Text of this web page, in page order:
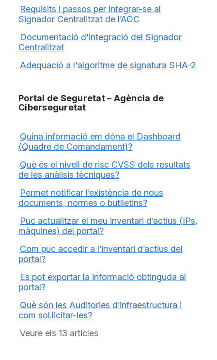
Requisits i passos per integrar-se al
Signador Centralitzat de l’AOC
Documentació d'integració del Signador
Centralitzat
Adequació a l'algoritme de signatura SHA-2
Portal de Seguretat – Agència de
Ciberseguretat
Quina informació em dóna el Dashboard
(Quadre de Comandament)?
Què és el nivell de risc CVSS dels resultats
de les anàlisis tècniques?
Permet notificar l’existència de nous
documents, normes o butlletins?
Puc actualitzar el meu inventari d’actius (IPs,
màquines) del portal?
Com puc accedir a l’inventari d’actius del
portal?
Es pot exportar la informació obtinguda al
portal?
Què són les Auditories d’infraestructura i
com sol.licitar-les?
Veure els 13 articles